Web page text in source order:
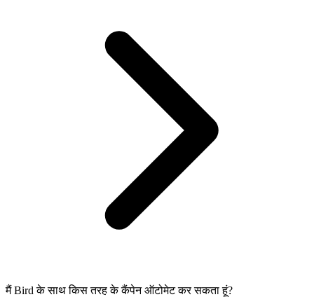
मैं Bird के साथ किस तरह के कैंपेन ऑटोमेट कर सकता हूं?